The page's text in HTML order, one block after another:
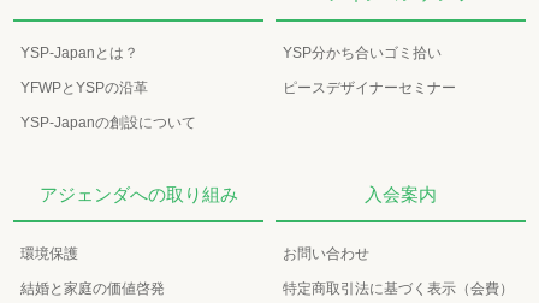
YSP-Japanとは？
YFWPとYSPの沿革
YSP-Japanの創設について
YSP分かち合いゴミ拾い
ピースデザイナーセミナー
アジェンダへの取り組み
環境保護
結婚と家庭の価値啓発
入会案内
お問い合わせ
特定商取引法に基づく表示（会費）